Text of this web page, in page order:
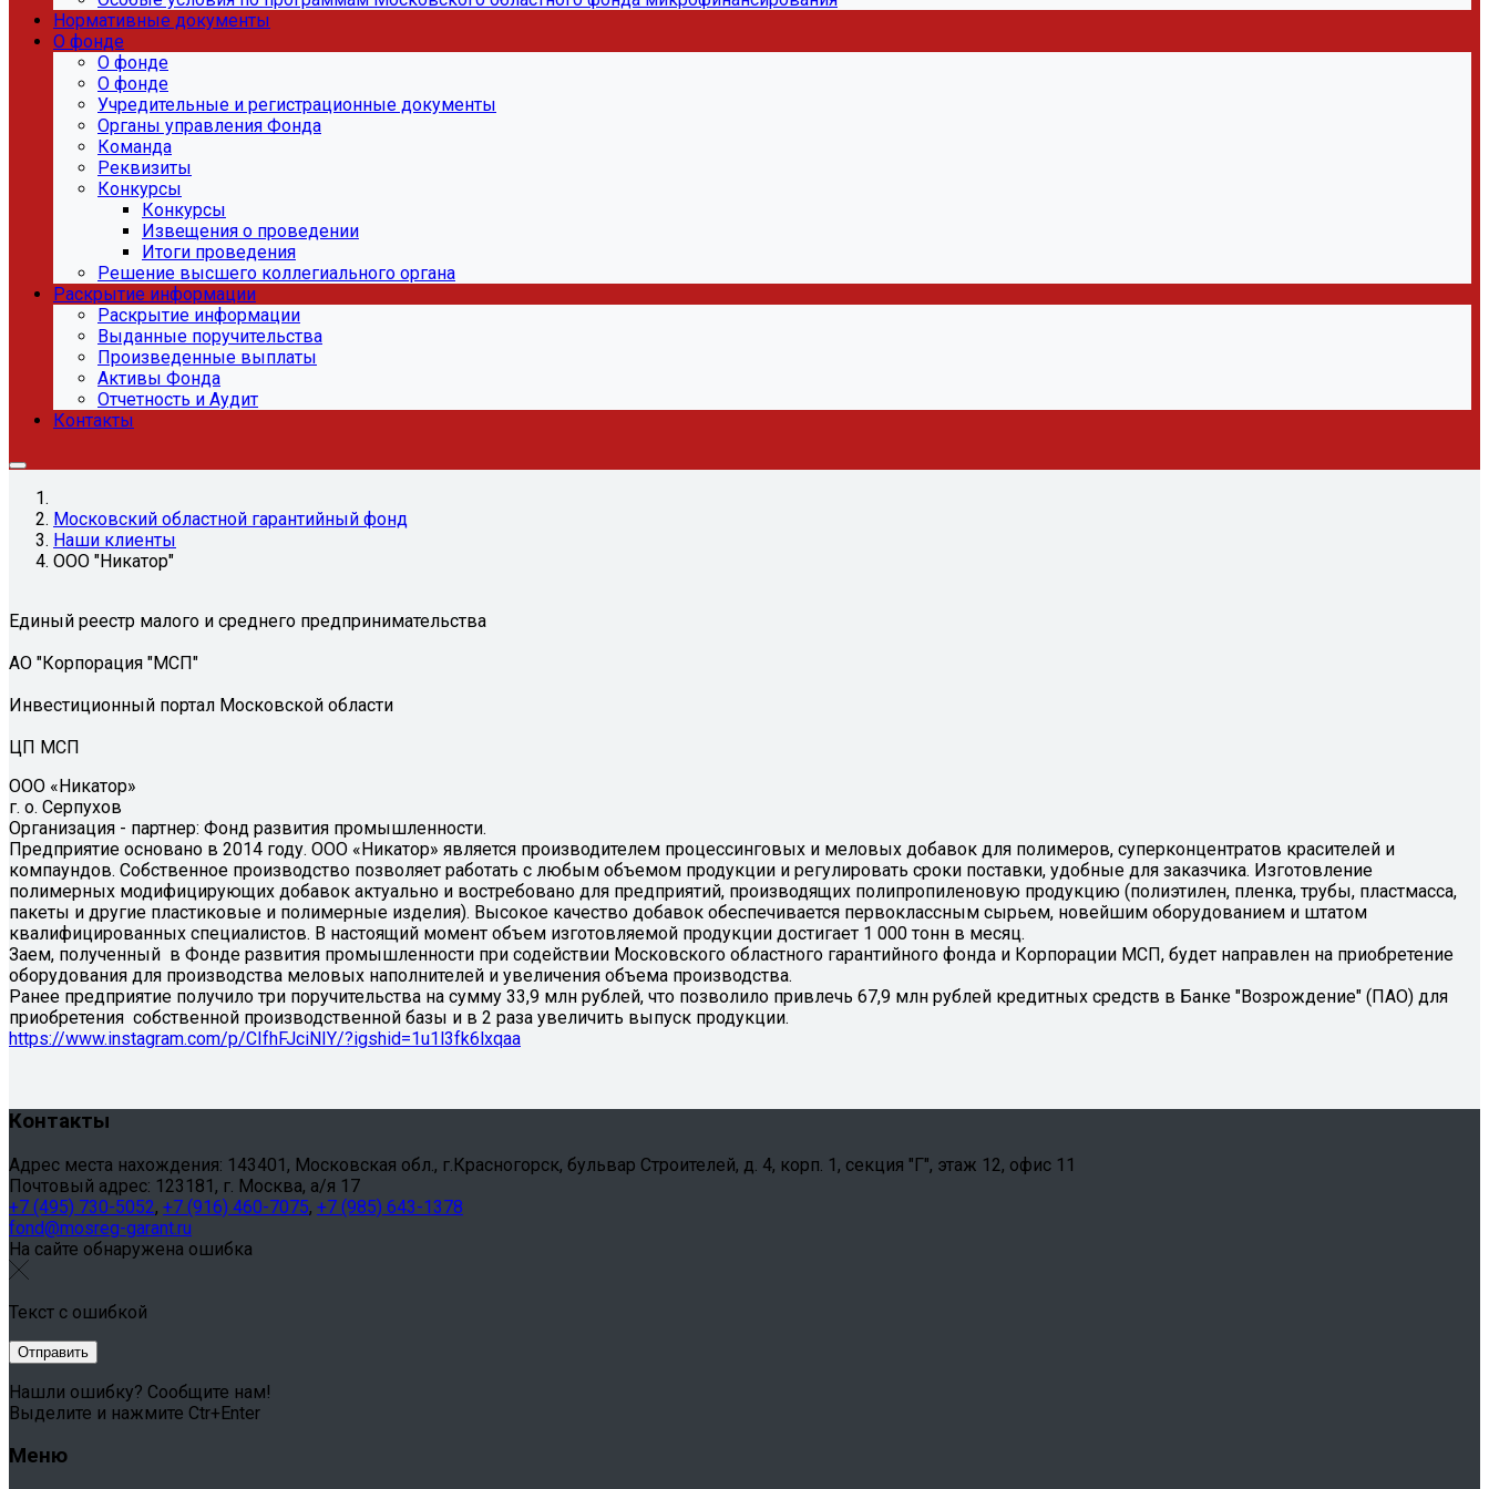
Нормативные документы
О фонде
О фонде
О фонде
Учредительные и регистрационные документы
Органы управления Фонда
Команда
Реквизиты
Конкурсы
Конкурсы
Извещения о проведении
Итоги проведения
Решение высшего коллегиального органа
Раскрытие информации
Раскрытие информации
Выданные поручительства
Произведенные выплаты
Активы Фонда
Отчетность и Аудит
Контакты
Московский областной гарантийный фонд
Наши клиенты
ООО "Никатор"
Единый реестр малого и среднего предпринимательства
АО "Корпорация "МСП"
Инвестиционный портал Московской области
ЦП МСП
ООО «Никатор»
г. о. Серпухов
Организация - партнер: Фонд развития промышленности.
Предприятие основано в 2014 году. ООО «Никатор» является производителем процессинговых и меловых добавок для полимеров, суперконцентратов красителей и
компаундов. Собственное производство позволяет работать с любым объемом продукции и регулировать сроки поставки, удобные для заказчика. Изготовление
полимерных модифицирующих добавок актуально и востребовано для предприятий, производящих полипропиленовую продукцию (полиэтилен, пленка, трубы, пластмасса,
пакеты и другие пластиковые и полимерные изделия). Высокое качество добавок обеспечивается первоклассным сырьем, новейшим оборудованием и штатом
квалифицированных специалистов. В настоящий момент объем изготовляемой продукции достигает 1 000 тонн в месяц.
Заем, полученный в Фонде развития промышленности при содействии Московского областного гарантийного фонда и Корпорации МСП, будет направлен на приобретение
оборудования для производства меловых наполнителей и увеличения объема производства.
Ранее предприятие получило три поручительства на сумму 33,9 млн рублей, что позволило привлечь 67,9 млн рублей кредитных средств в Банке "Возрождение" (ПАО) для
приобретения собственной производственной базы и в 2 раза увеличить выпуск продукции.
https://www.instagram.com/p/CIfhFJciNIY/?igshid=1u1l3fk6lxqaa
Контакты
Адрес места нахождения: 143401, Московская обл., г.Красногорск, бульвар Строителей, д. 4, корп. 1, секция "Г", этаж 12, офис 11
Почтовый адрес: 123181, г. Москва, а/я 17
+7 (495) 730-5052, +7 (916) 460-7075, +7 (985) 643-1378
fond@mosreg-garant.ru
На сайте обнаружена ошибка
Текст с ошибкой
Нашли ошибку? Сообщите нам!
Выделите и нажмите Ctr+Enter
Меню